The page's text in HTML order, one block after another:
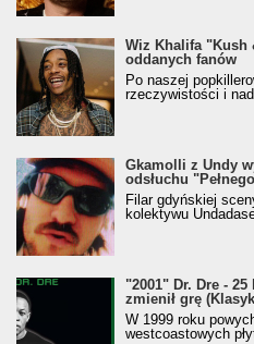
Wiz Khalifa "Kush
oddanych fanów
Po naszej
rzeczywistości i
Gkamolli z Undy
odsłuchu
Filar gdyńskiej
kolektywu
"2001" Dr. Dre -
zmienił grę
W 1999 roku
westcoastowych